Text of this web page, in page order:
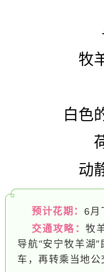
牧
白色
动
预计花期： 6月
交通攻略： 牧
导航“安宁牧羊湖
车，再转乘当地公